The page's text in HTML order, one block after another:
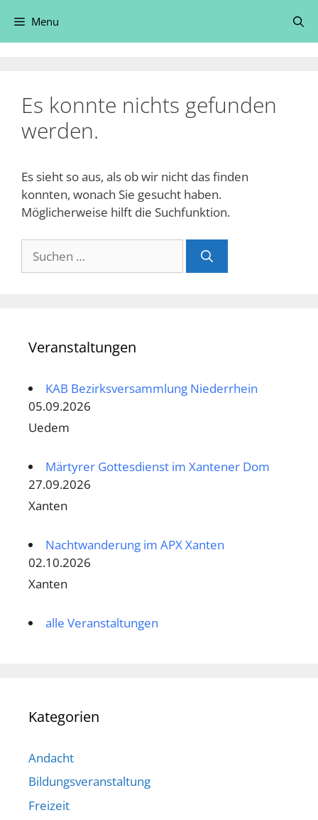
Inhalt
springen
Menu
Es konnte nichts gefunden
werden.
Es sieht so aus, als ob wir nicht das finden
konnten, wonach Sie gesucht haben.
Möglicherweise hilft die Suchfunktion.
nach:
Veranstaltungen
KAB Bezirksversammlung Niederrhein
05.09.2026
Uedem
Märtyrer Gottesdienst im Xantener Dom
27.09.2026
Xanten
Nachtwanderung im APX Xanten
02.10.2026
Xanten
alle Veranstaltungen
Kategorien
Andacht
Bildungsveranstaltung
Freizeit